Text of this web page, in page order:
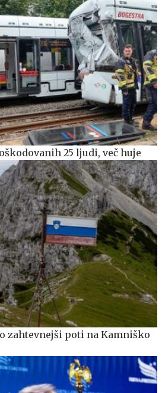
25 ljudi, več huje
zahtevnejši poti na Kamniško